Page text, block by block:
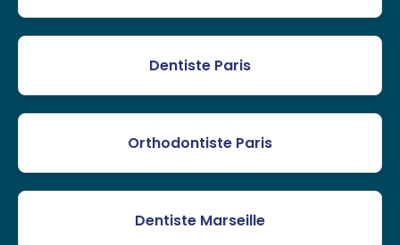
Dentiste Paris
Orthodontiste Paris
Dentiste Marseille